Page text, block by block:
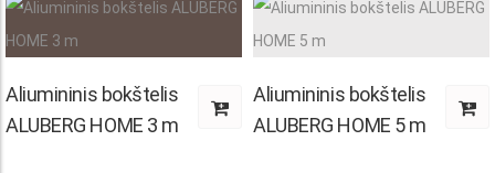
Aliumininis bokštelis
ALUBERG HOME 3 m
Aliumininis bokštelis
ALUBERG HOME 5 m